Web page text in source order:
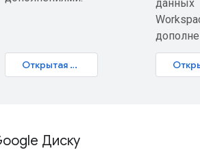
Открытая интерактивная лаборатория
данных
Диску